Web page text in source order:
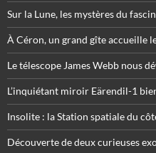
Sur la Lune, les mystères du
À Céron, un grand gîte accueille
Le télescope James Webb nous
L’inquiétant miroir Eärendil-1
Insolite : la Station spatiale du
Découverte de deux curieuses